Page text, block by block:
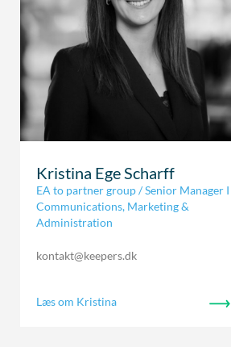
Kristina Ege Scharff
EA to partner group / Senior Manager I
Communications, Marketing &
Administration
kontakt@keepers.dk
Læs om Kristina